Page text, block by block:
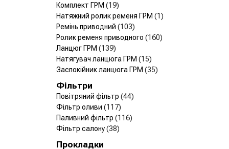
Комплект ГРМ (19)
Натяжний ролик ременя ГРМ (1)
Ремінь приводний (103)
Ролик ременя приводного (160)
Ланцюг ГРМ (139)
Натягувач ланцюга ГРМ (15)
Заспокійник ланцюга ГРМ (35)
Фільтри
Повітряний фільтр (44)
Фільтр оливи (117)
Паливний фільтр (116)
Фільтр салону(38)
Прокладки